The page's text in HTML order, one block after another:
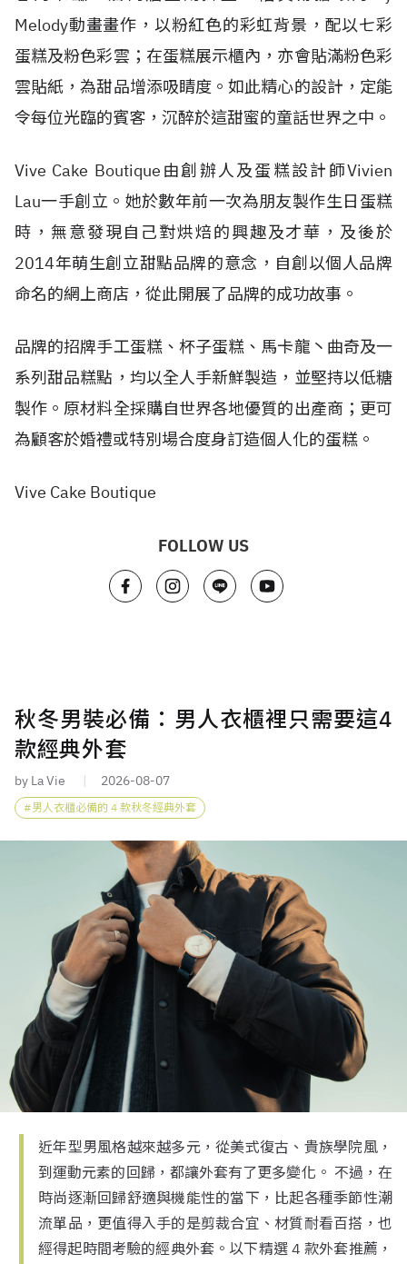
Melody動畫畫作，以粉紅色的彩虹背景，配以七彩
蛋糕及粉色彩雲；在蛋糕展示櫃內，亦會貼滿粉色彩
雲貼紙，為甜品增添吸睛度。如此精心的設計，定能
令每位光臨的賓客，沉醉於這甜蜜的童話世界之中。
Vive Cake Boutique由創辦人及蛋糕設計師Vivien
Lau一手創立。她於數年前一次為朋友製作生日蛋糕
時，無意發現自己對烘焙的興趣及才華，及後於
2014年萌生創立甜點品牌的意念，自創以個人品牌
命名的網上商店，從此開展了品牌的成功故事。
品牌的招牌手工蛋糕、杯子蛋糕、馬卡龍丶曲奇及一
系列甜品糕點，均以全人手新鮮製造，並堅持以低糖
製作。原材料全採購自世界各地優質的出產商；更可
為顧客於婚禮或特別場合度身訂造個人化的蛋糕。
Vive Cake Boutique
FOLLOW US
秋冬男裝必備：男人衣櫃裡只需要這4
款經典外套
by La Vie 2026-08-07
男人衣櫃必備的 4 款秋冬經典外套
近年型男風格越來越多元，從美式復古、貴族學院風，
到運動元素的回歸，都讓外套有了更多變化。 不過，在
時尚逐漸回歸舒適與機能性的當下，比起各種季節性潮
流單品，更值得入手的是剪裁合宜、材質耐看百搭，也
經得起時間考驗的經典外套。以下精選 4 款外套推薦，